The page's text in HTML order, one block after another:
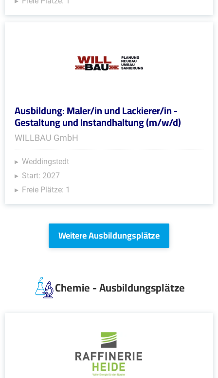
Ausbildung: Maler/in und Lackierer/in -
Gestaltung und Instandhaltung (m/w/d)
WILLBAU GmbH
Weddingstedt
Start: 2027
Freie Plätze: 1
Weitere Ausbildungsplätze
Chemie - Ausbildungsplätze